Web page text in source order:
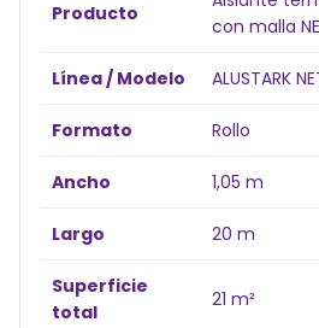
Producto
con malla
Línea / Modelo ALUSTARK
Formato Rollo
Ancho 1,05 m
Largo 20 m
Superficie
total
21 m²